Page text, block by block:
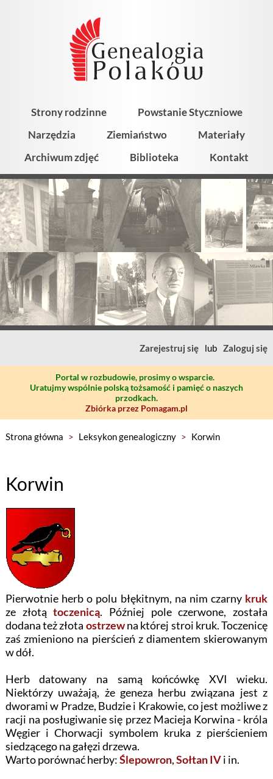
Strony rodzinne
Powstanie Styczniowe
Narzędzia
Ziemiaństwo
Materiały
Archiwum zdjęć
Biblioteka Kontakt
Zarejestruj się lub Zaloguj się
Portal w rozbudowie, prosimy o wsparcie.
Uratujmy wspólnie polską tożsamość i pamięć o naszych
przodkach.
Zbiórka przez Pomagam.pl
Strona główna > Leksykon genealogiczny > Korwin
Korwin
Pierwotnie herb o polu błękitnym, na nim czarny kruk
ze złotątoczenicą. Później pole czerwone, została
dodana też złota ostrzewna której stroi kruk. Toczenicę
zaś zmieniono na pierścień z diamentem skierowanym
w dół.
Herb datowany na samą końcówkę XVI wieku.
Niektórzy uważają, że geneza herbu związana jest z
dworami w Pradze, Budzie i Krakowie, co jest możliwe z
racji na posługiwanie się przez Macieja Korwina - króla
Węgier i Chorwacji symbolem kruka z pierścieniem
siedzącego na gałęzi drzewa.
Warto porównać herby:Ślepowron,Sołtan IVi in.